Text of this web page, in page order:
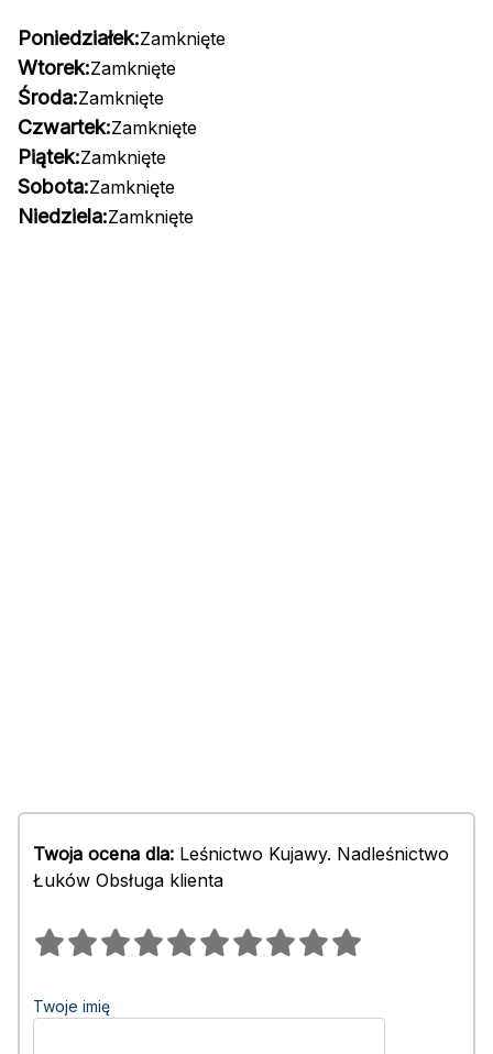
Poniedziałek:Zamknięte
Wtorek:Zamknięte
Środa:Zamknięte
Czwartek:Zamknięte
Piątek:Zamknięte
Sobota:Zamknięte
Niedziela:Zamknięte
Twoja ocena dla: Leśnictwo Kujawy. Nadleśnictwo
Łuków Obsługa klienta
Twoje imię